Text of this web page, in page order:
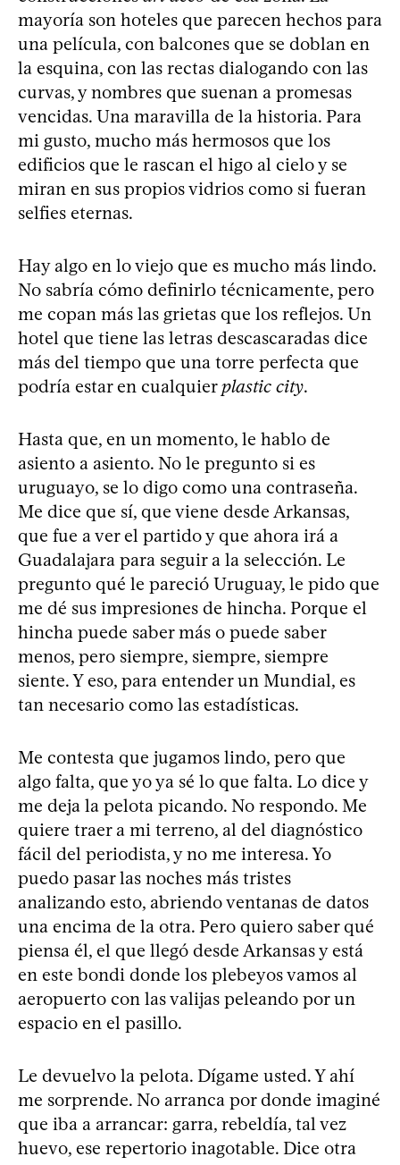
mayoría son hoteles que parecen hechos para
una película, con balcones que se doblan en
la esquina, con las rectas dialogando con las
curvas, y nombres que suenan a promesas
vencidas. Una maravilla de la historia. Para
mi gusto, mucho más hermosos que los
edificios que le rascan el higo al cielo y se
miran en sus propios vidrios como si fueran
selfies eternas.
Hay algo en lo viejo que es mucho más lindo.
No sabría cómo definirlo técnicamente, pero
me copan más las grietas que los reflejos. Un
hotel que tiene las letras descascaradas dice
más del tiempo que una torre perfecta que
podría estar en cualquierplastic city.
Hasta que, en un momento, le hablo de
asiento a asiento. No le pregunto si es
uruguayo, se lo digo como una contraseña.
Me dice que sí, que viene desde Arkansas,
que fue a ver el partido y que ahora irá a
Guadalajara para seguir a la selección. Le
pregunto qué le pareció Uruguay, le pido que
me dé sus impresiones de hincha. Porque el
hincha puede saber más o puede saber
menos, pero siempre, siempre, siempre
siente. Y eso, para entender un Mundial, es
tan necesario como las estadísticas.
Me contesta que jugamos lindo, pero que
algo falta, que yo ya sé lo que falta. Lo dice y
me deja la pelota picando. No respondo. Me
quiere traer a mi terreno, al del diagnóstico
fácil del periodista, y no me interesa. Yo
puedo pasar las noches más tristes
analizando esto, abriendo ventanas de datos
una encima de la otra. Pero quiero saber qué
piensa él, el que llegó desde Arkansas y está
en este bondi donde los plebeyos vamos al
aeropuerto con las valijas peleando por un
espacio en el pasillo.
Le devuelvo la pelota. Dígame usted. Y ahí
me sorprende. No arranca por donde imaginé
que iba a arrancar: garra, rebeldía, tal vez
huevo, ese repertorio inagotable. Dice otra